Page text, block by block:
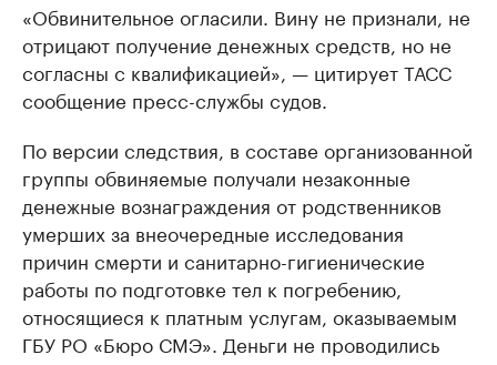
«Обвинительное огласили. Вину не признали, не
отрицают получение денежных средств, но не
согласны с квалификацией», — цитирует ТАСС
сообщение пресс-службы судов.
По версии следствия, в составе организованной
группы обвиняемые получали незаконные
денежные вознаграждения от родственников
умерших за внеочередные исследования
причин смерти и санитарно-гигиенические
работы по подготовке тел к погребению,
относящиеся к платным услугам, оказываемым
ГБУ РО «Бюро СМЭ». Деньги не проводились